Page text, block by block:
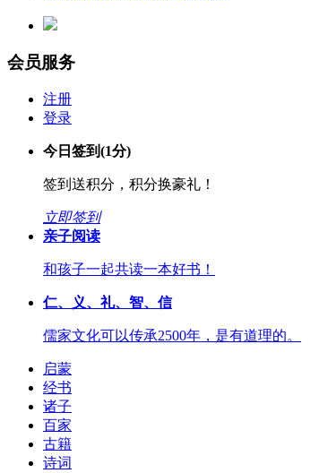
会员服务
注册
登录
今日签到(1分)
签到送积分，积分换豪礼！
立即签到
亲子阅读
和孩子一起共读一本好书！
仁、义、礼、智、信
儒家文化可以传承2500年，是有道理的。
启蒙
经书
诸子
百家
古籍
诗词